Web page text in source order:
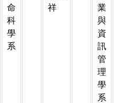
命
科
學
系
祥
業
與
資
訊
管
理
學
系